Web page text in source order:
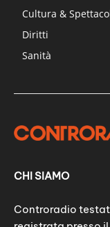
Cultura &
Diritti
Sanità
CHI SIAMO
Controradio